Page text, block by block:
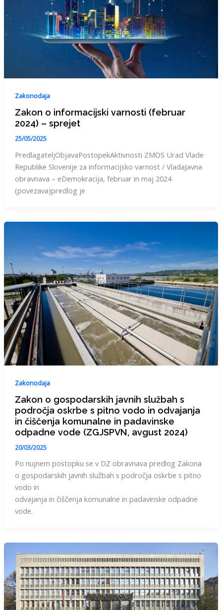
Zakonodaja
Zakon o informacijski varnosti (februar
2024) – sprejet
25/05/2025
PredlagateljObjavaPostopekAktivnosti ZMOS Urad Vlade
Republike Slovenije za informacijsko varnost / VladaJavna
obravnava – eDemokracija, februar in maj 2024
(povezava)predlog je
Zakonodaja
Zakon o gospodarskih javnih službah s
področja oskrbe s pitno vodo in odvajanja
in čiščenja komunalne in padavinske
odpadne vode (ZGJSPVN, avgust 2024)
20/03/2025
Po nujnem postopku se v DZ obravnava predlog Zakona
o gospodarskih javnih službah s področja oskrbe s pitno
vodo in
odvajanja in čiščenja komunalne in padavinske odpadne
vode.